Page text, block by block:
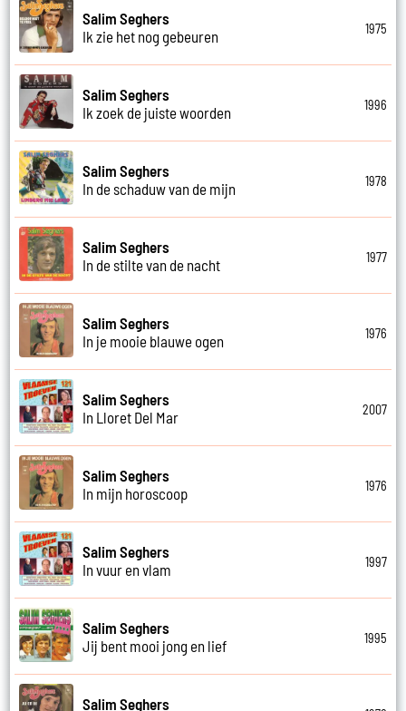
Salim Seghers
Ik zie het nog gebeuren
1975
Salim Seghers
Ik zoek de juiste woorden
1996
Salim Seghers
In de schaduw van de mijn
1978
Salim Seghers
In de stilte van de nacht
1977
Salim Seghers
In je mooie blauwe ogen
1976
Salim Seghers
In Lloret Del Mar
2007
Salim Seghers
In mijn horoscoop
1976
Salim Seghers
In vuur en vlam
1997
Salim Seghers
Jij bent mooi jong en lief
1995
Salim Seghers